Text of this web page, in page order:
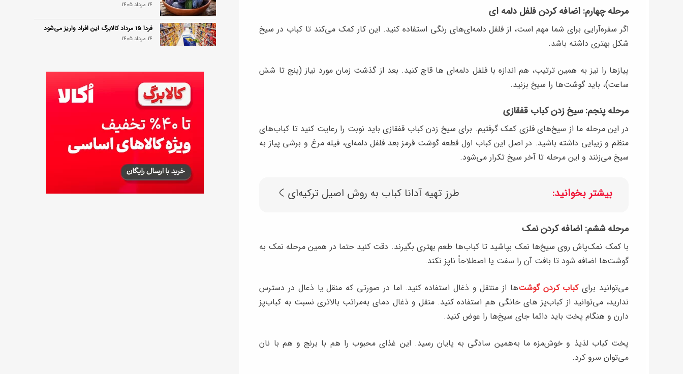
مرحله چهارم: اضافه کردن فلفل دلمه ای
اگر سفره‌آرایی برای شما مهم است، از فلفل دلمه‌ای‌های رنگی استفاده کنید. این کار کمک می‌کند تا کباب در سیخ
شکل بهتری داشته باشد.
پیازها را نیز به همین ترتیب، هم اندازه با فلفل دلمه‌ای ها قاچ کنید. بعد از گذشت زمان مورد نیاز (پنج تا شش
ساعت)، باید گوشت‌ها را سیخ بزنید.
مرحله پنجم: سیخ زدن کباب قفقازی
در این مرحله ما از سیخ‌های فلزی کمک گرفتیم. برای سیخ زدن کباب قفقازی باید نوبت را رعایت کنید تا کباب‌های
منظم و زیبایی داشته باشید. در اصل این کباب اول قطعه گوشت قرمز بعد فلفل دلمه‌ای، فیله مرغ و برشی پیاز به
سیخ می‌زنند و این مرحله تا آخر سیخ تکرار می‌شود.
بیشتر بخوانید: طرز تهیه آدانا کباب به روش اصیل ترکیه‌ای
مرحله ششم: اضافه کردن نمک
با کمک نمک‌پاش روی سیخ‌ها نمک بپاشید تا کباب‌ها طعم بهتری بگیرند. دقت کنید حتما در همین مرحله نمک به
گوشت‌ها اضافه شود تا بافت آن را سفت یا اصطلاحاً ناپز نکند.
می‌توانید برایکباب کردن گوشت‌ها از منتقل و ذغال استفاده کنید. اما در صورتی که منقل یا ذعال در دسترس
ندارید، می‌توانید از کباب‌پز های خانگی هم استفاده کنید. منقل و ذغال دمای به‌مراتب بالاتری نسبت به کباب‌پز
دارن و هنگام پخت باید دائما جای سیخ‌ها‌ را عوض کنید.
پخت کباب لذیذ و خوش‌مزه ما به‌همین سادگی به پایان رسید. این غذای محبوب را هم با برنج و هم با نان
می‌توان سرو کرد.
14 مرداد 1405
فردا ۱۵ مرداد کالابرگ این افراد واریز می‌شود
14 مرداد 1405
زمان شارژ کالابرگ تغییر کرد؛ جزئیات برنامه
جدید واریز اعتبار در مرداد
14 مرداد 1405
توصیه‌های مهم برای دفع انواع حشرات در خانه
14 مرداد 1405
طرز تهیه آلبالو شور خانگی؛ خوش‌رنگ و بدون
کپک
14 مرداد 1405